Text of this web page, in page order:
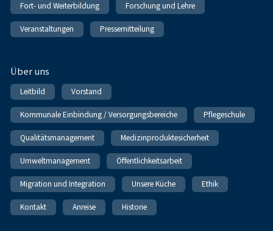
Fort- und Weiterbildung Forschung und Lehre
Veranstaltungen Pressemitteilung
Über uns
Leitbild Vorstand
Kommunale Einbindung / Versorgungsbereiche Pflegeschule
Qualitätsmanagement Medizinproduktesicherheit
Umweltmanagement Öffentlichkeitsarbeit
Migration und Integration Unsere Küche Ethik
Kontakt Anreise Historie